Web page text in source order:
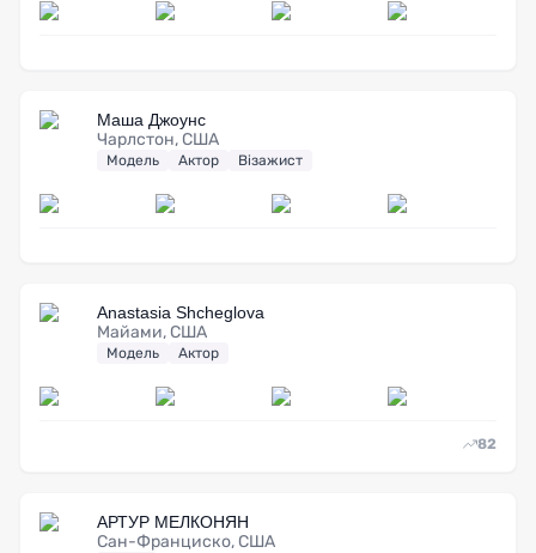
Маша Джоунс
Чарлстон, США
Модель Актор Візажист
Anastasia Shcheglova
Майами, США
Модель Актор
82
АРТУР МЕЛКОНЯН
Сан-Франциско, США